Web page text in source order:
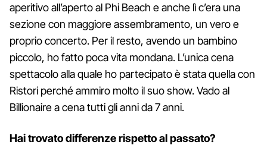
aperitivo all’aperto al Phi Beach e anche lì c’era una
sezione con maggiore assembramento, un vero e
proprio concerto. Per il resto, avendo un bambino
piccolo, ho fatto poca vita mondana. L’unica cena
spettacolo alla quale ho partecipato è stata quella con
Ristori perché ammiro molto il suo show. Vado al
Billionaire a cena tutti gli anni da 7 anni.
Hai trovato differenze rispetto al passato?